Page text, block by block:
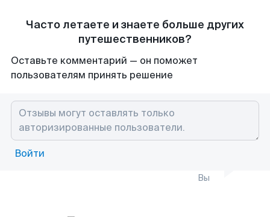
Часто летаете и знаете больше других
путешественников?
Оставьте комментарий — он поможет
пользователям принять решение
Войти
Вы